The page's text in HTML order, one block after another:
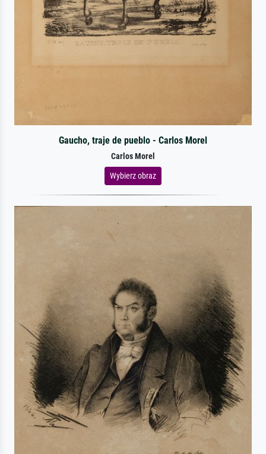
Gaucho, traje de pueblo - Carlos Morel
Carlos Morel
Wybierz obraz